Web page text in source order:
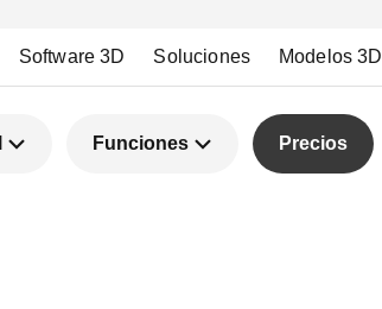
Software 3D Soluciones Modelos 3D
Funciones Precios